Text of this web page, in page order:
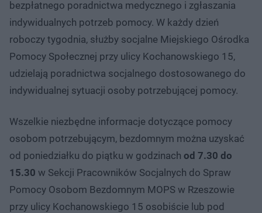
bezpłatnego poradnictwa medycznego i zgłaszania
indywidualnych potrzeb pomocy. W każdy dzień
roboczy tygodnia, służby socjalne Miejskiego Ośrodka
Pomocy Społecznej przy ulicy Kochanowskiego 15,
udzielają poradnictwa socjalnego dostosowanego do
indywidualnej sytuacji osoby potrzebującej pomocy.
Wszelkie niezbędne informacje dotyczące pomocy
osobom potrzebującym, bezdomnym można uzyskać
od poniedziałku do piątku w godzinach od 7.30 do
15.30 w Sekcji Pracowników Socjalnych do Spraw
Pomocy Osobom Bezdomnym MOPS w Rzeszowie
przy ulicy Kochanowskiego 15 osobiście lub pod